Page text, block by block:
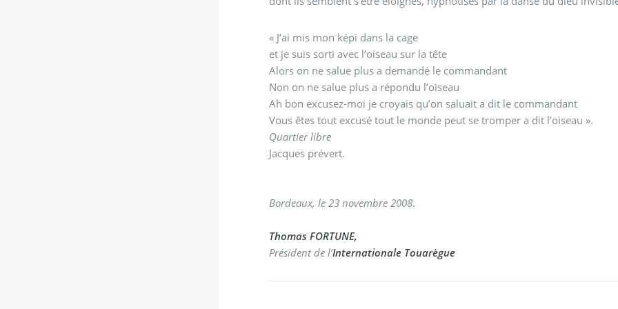
« J’ai mis mon képi dans la cage
et je suis sorti avec l’oiseau sur la tête
Alors on ne salue plus a demandé le commandant
Non on ne salue plus a répondu l’oiseau
Ah bon excusez-moi je croyais qu’on saluait a dit le commandant
Vous êtes tout excusé tout le monde peut se tromper a dit l’oiseau ».
Quartier libre
Jacques prévert.
Bordeaux, le 23 novembre 2008.
Thomas FORTUNE,
Président de l’Internationale Touarègue